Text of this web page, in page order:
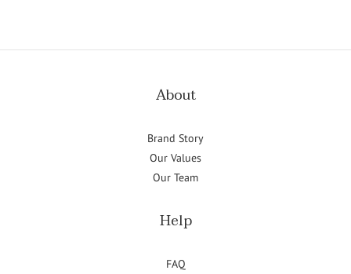
About
Brand Story
Our Values
Our Team
Help
FAQ